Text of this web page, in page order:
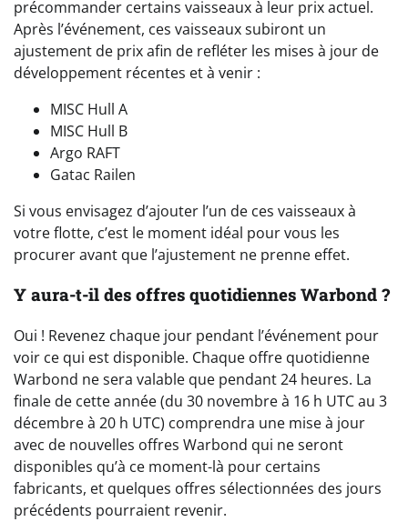
précommander certains vaisseaux à leur prix actuel.
Après l’événement, ces vaisseaux subiront un
ajustement de prix afin de refléter les mises à jour de
développement récentes et à venir :
MISC Hull A
MISC Hull B
Argo RAFT
Gatac Railen
Si vous envisagez d’ajouter l’un de ces vaisseaux à
votre flotte, c’est le moment idéal pour vous les
procurer avant que l’ajustement ne prenne effet.
Y aura-t-il des offres quotidiennes Warbond ?
Oui ! Revenez chaque jour pendant l’événement pour
voir ce qui est disponible. Chaque offre quotidienne
Warbond ne sera valable que pendant 24 heures. La
finale de cette année (du 30 novembre à 16 h UTC au 3
décembre à 20 h UTC) comprendra une mise à jour
avec de nouvelles offres Warbond qui ne seront
disponibles qu’à ce moment-là pour certains
fabricants, et quelques offres sélectionnées des jours
précédents pourraient revenir.